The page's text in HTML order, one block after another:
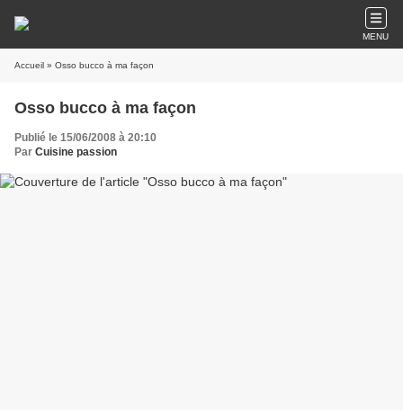
MENU
Accueil » Osso bucco à ma façon
Osso bucco à ma façon
Publié le 15/06/2008 à 20:10
Par Cuisine passion